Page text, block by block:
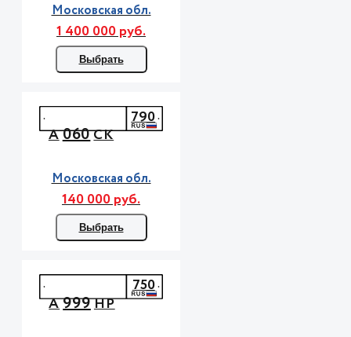
Московская обл.
1 400 000 руб.
Выбрать
А060СК
790
Московская обл.
140 000 руб.
Выбрать
А999НР
750